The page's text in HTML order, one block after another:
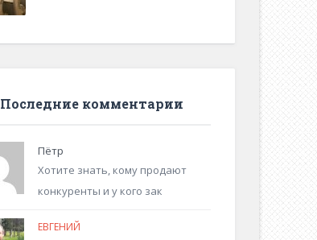
Последние комментарии
Пётр
Хотите знать, кому продают
конкуренты и у кого зак
ЕВГЕНИЙ